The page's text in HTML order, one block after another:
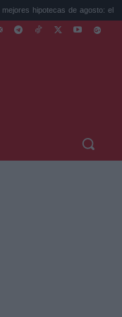
de agosto: el TAE más